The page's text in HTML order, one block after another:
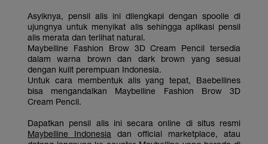
Asyiknya, pensil alis ini dilengkapi dengan spoolie di
ujungnya untuk menyikat alis sehingga aplikasi pensil
alis merata dan terlihat natural.
Maybelline Fashion Brow 3D Cream Pencil tersedia
dalam warna brown dan dark brown yang sesuai
dengan kulit perempuan Indonesia.
Untuk cara membentuk alis yang tepat, Baebellines
bisa mengandalkan Maybelline Fashion Brow 3D
Cream Pencil.
Dapatkan pensil alis ini secara online di situs resmi
Maybelline Indonesia dan official marketplace, atau